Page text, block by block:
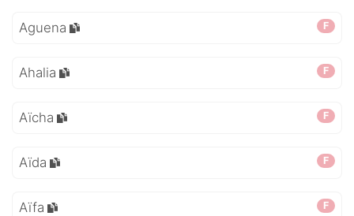
F
Aguena
F
Ahalia
F
Aïcha
F
Aïda
F
Aïfa